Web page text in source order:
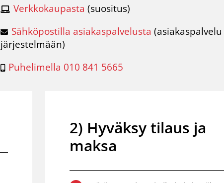
Verkkokaupasta (suositus)
Sähköpostilla asiakaspalvelusta (asiakaspalvelu
järjestelmään)
Puhelimella 010 841 5665
2) Hyväksy tilaus ja
maksa